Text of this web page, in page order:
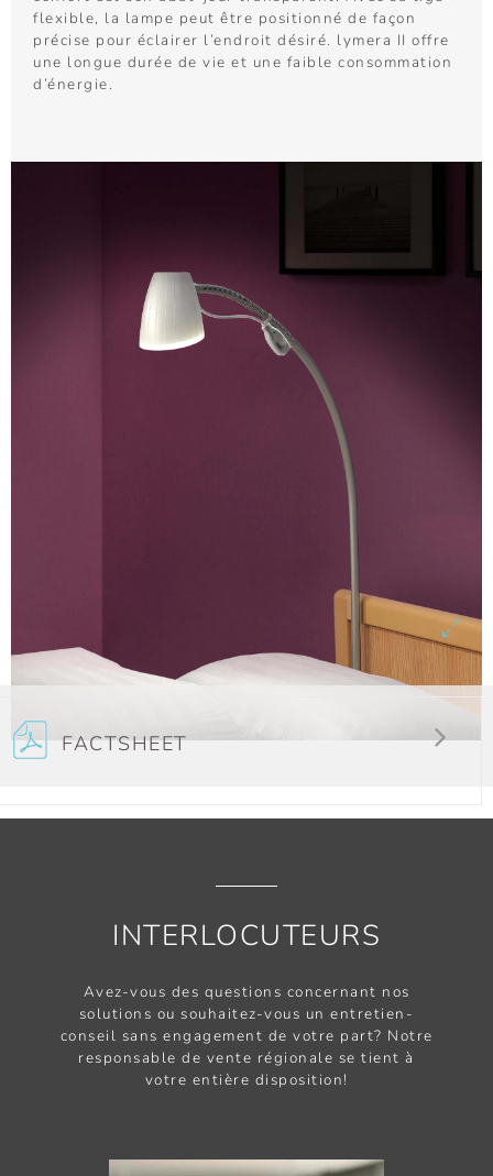
flexible, la lampe peut être positionné de façon
précise pour éclairer l’endroit désiré. lymera II offre
une longue durée de vie et une faible consommation
d’énergie.
FACTSHEET
INTERLOCUTEURS
Avez-vous des questions concernant nos
solutions ou souhaitez-vous un entretien-
conseil sans engagement de votre part? Notre
responsable de vente régionale se tient à
votre entière disposition!